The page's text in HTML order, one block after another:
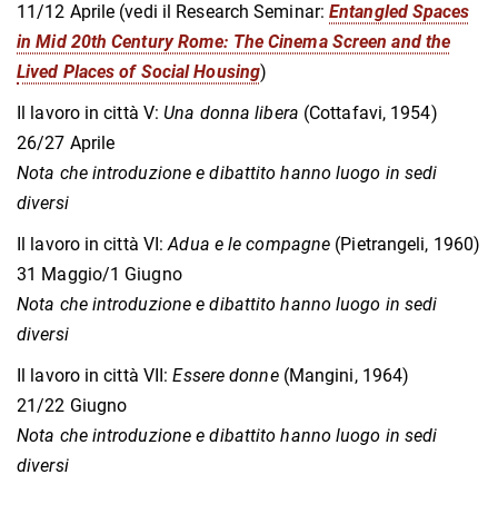
11/12 Aprile (vedi il Research Seminar: Entangled Spaces
in Mid 20th Century Rome: The Cinema Screen and the
Lived Places of Social Housing)
Il lavoro in città V: Una donna libera (Cottafavi, 1954)
26/27 Aprile
Nota che introduzione e dibattito hanno luogo in sedi
diversi
Il lavoro in città VI: Adua e le compagne (Pietrangeli, 1960)
31 Maggio/1 Giugno
Nota che introduzione e dibattito hanno luogo in sedi
diversi
Il lavoro in città VII: Essere donne(Mangini, 1964)
21/22 Giugno
Nota che introduzione e dibattito hanno luogo in sedi
diversi